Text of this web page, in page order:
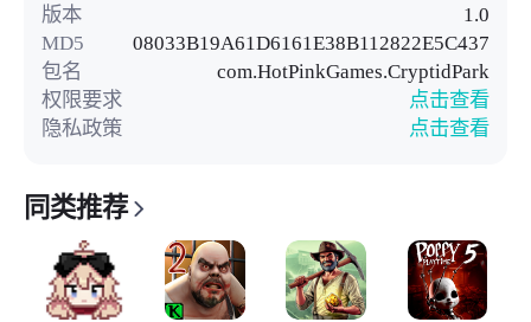
版本
1.0
MD5
08033B19A61D6161E38B112822E5C437
包名
com.HotPinkGames.CryptidPark
权限要求
点击查看
隐私政策
点击查看
同类推荐